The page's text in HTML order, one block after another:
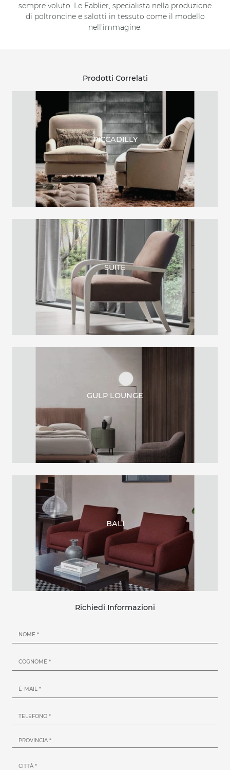
sempre voluto. Le Fablier, specialista nella produzione
di poltroncine e salotti in tessuto come il modello
nell'immagine.
Prodotti Correlati
PICCADILLY
SUITE
GULP LOUNGE
BALI
Richiedi Informazioni